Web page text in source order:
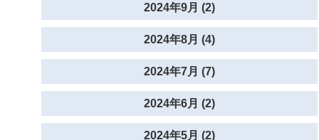
2024年9月 (2)
2024年8月 (4)
2024年7月 (7)
2024年6月 (2)
2024年5月 (2)